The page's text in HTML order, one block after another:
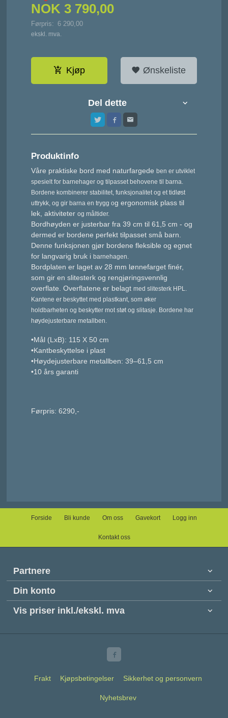
NOK 3 790,00
Førpris: 6 290,00
Rabatt
ekskl. mva.
Kjøp Ønskeliste
Del dette
Produktinfo
Våre praktiske bord med naturfargedeben er utviklet
spesielt for barnehagerog tilpasset behovene til barna.
Bordenekombinerer stabilitet, funksjonalitet oget tidløst
uttrykk, og gir barna en trygg og ergonomisk plass til
lek, aktiviteterog måltider.
Bordhøyden er justerbar fra 39 cm til 61,5 cm - og
dermed er bordene perfekt tilpasset små barn.
Denne funksjonen gjør bordene fleksible og egnet
for langvarig bruk ibarnehagen.
Bordplaten er laget av 28 mm lønnefarget finér,
som gir en slitesterk og rengjøringsvennlig
overflate. Overflatene er belagtmed slitesterk HPL.
Kantene er beskyttet med plastkant, som øker
holdbarhetenog beskytter mot støt og slitasje. Bordene har
høydejusterbare metallben.
•Mål (LxB): 115 X 50 cm
•Kantbeskyttelse i plast
•Høydejusterbare metallben: 39–61,5 cm
•10 års garanti
Førpris: 6290,-
Forside Bli kunde Om oss Gavekort Logg inn
Kontakt oss
Partnere
Din konto
Vis priser inkl./ekskl. mva
Frakt Kjøpsbetingelser Sikkerhet og personvern
Nyhetsbrev